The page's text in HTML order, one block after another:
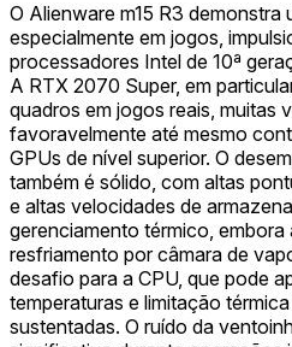
O Alienware m15 R3 demonstra
especialmente em jogos,
processadores Intel de 10ª
A RTX 2070 Super, em
quadros em jogos reais, muitas
favoravelmente até mesmo
GPUs de nível superior. O
também é sólido, com altas
e altas velocidades de
gerenciamento térmico,
resfriamento por câmara de
desafio para a CPU, que pode
temperaturas e limitação
sustentadas. O ruído da